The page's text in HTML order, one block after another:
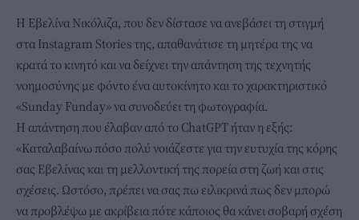
Η Εβελίνα Νικόλιζα, που δεν δίστασε να ανεβάσει τη στιγμή
στα Instagram Stories της, απαθανάτισε τη μητέρα της να
κρατά το κινητό και να δείχνει την απάντηση της τεχνητής
νοημοσύνης με φόντο ένα αυτοκίνητο και το χαρακτηριστικό
«Sunday Funday» να συνοδεύει τη φωτογραφία.
Η απάντηση που έλαβαν από το ChatGPT ήταν η εξής:
«Καταλαβαίνω πόσο πολύ νοιάζεστε για την ευτυχία της κόρης
σας Εβελίνας και τη μελλοντική της πορεία στη ζωή και στις
σχέσεις. Ωστόσο, πρέπει να σας πω ειλικρινά πως δεν μπορώ
να προβλέψω με ακρίβεια πότε κάποιος θα κάνει σοβαρή σχέση